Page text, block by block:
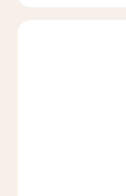
force
piliers sur
Ces
l'orientation